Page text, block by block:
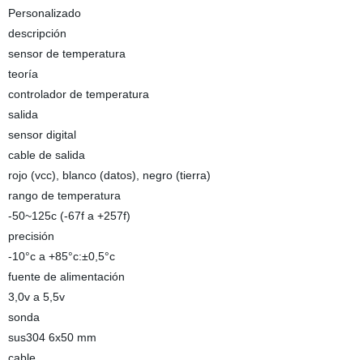
Personalizado
descripción
sensor de temperatura
teoría
controlador de temperatura
salida
sensor digital
cable de salida
rojo (vcc), blanco (datos), negro (tierra)
rango de temperatura
-50~125c (-67f a +257f)
precisión
-10°c a +85°c:±0,5°c
fuente de alimentación
3,0v a 5,5v
sonda
sus304 6x50 mm